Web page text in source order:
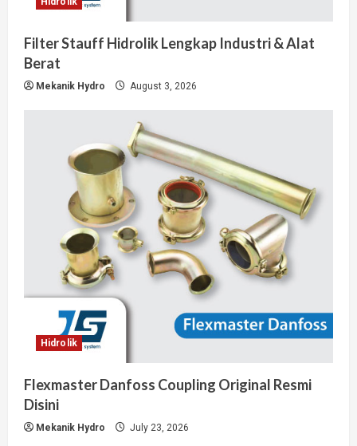
Filter Stauff Hidrolik Lengkap Industri & Alat
Berat
Mekanik Hydro August 3, 2026
Hidrolik
Flexmaster Danfoss Coupling Original Resmi
Disini
Mekanik Hydro July 23, 2026